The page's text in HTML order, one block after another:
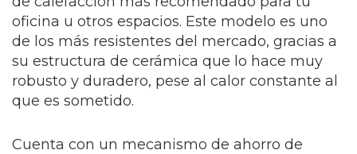
oficina u otros espacios. Este modelo es uno
de los más resistentes del mercado, gracias a
su estructura de cerámica que lo hace muy
robusto y duradero, pese al calor constante al
que es sometido.
Cuenta con un mecanismo de ahorro de